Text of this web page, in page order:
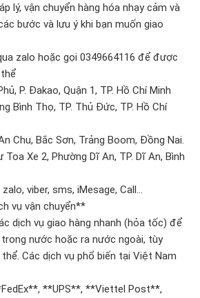
lý, vận chuyển hàng hóa nhạy cảm và
bước và lưu ý khi bạn muốn giao
zalo hoặc gọi 0349664116 để được
P. Đakao, Quận 1, TP. Hồ Chí Minh
Bình Thọ, TP. Thủ Đức, TP. Hồ Chí
Chu, Bắc Sơn, Trảng Boom, Đồng Nai.
Toa Xe 2, Phường Dĩ An, TP. Dĩ An, Bình
viber, sms, iMesage, Call…
vụ vận chuyển**
dịch vụ giao hàng nhanh (hỏa tốc) để
nước hoặc ra nước ngoài, tùy
Các dịch vụ phổ biến tại Việt Nam
**UPS**, **Viettel Post**,